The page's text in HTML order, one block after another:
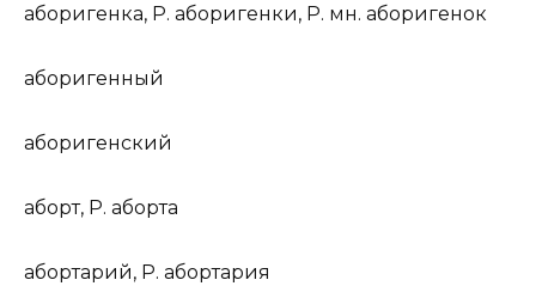
аборигенка, Р. аборигенки, Р. мн. аборигенок
аборигенный
аборигенский
аборт, Р. аборта
абортарий, Р. абортария